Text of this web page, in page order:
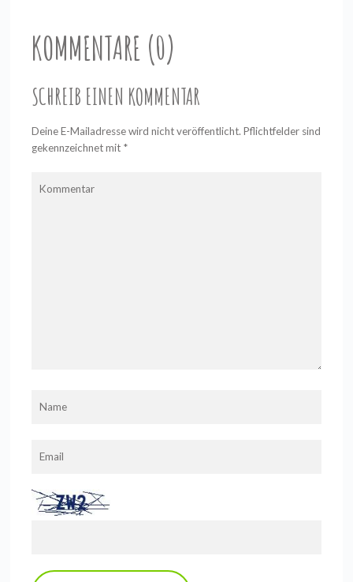
KOMMENTARE (0)
SCHREIB EINEN KOMMENTAR
Deine E-Mailadresse wird nicht veröffentlicht. Pflichtfelder sind
gekennzeichnet mit *